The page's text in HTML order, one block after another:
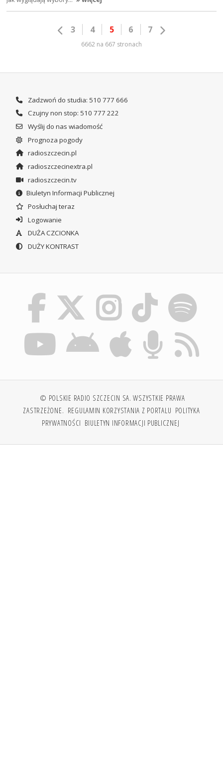
3 4 5 6 7
6662 na 667 stronach
Zadzwoń do studia: 510 777 666
Czujny non stop: 510 777 222
Wyślij do nas wiadomość
Prognoza pogody
radioszczecin.pl
radioszczecinextra.pl
radioszczecin.tv
Biuletyn Informacji Publicznej
Posłuchaj teraz
Logowanie
DUŻA CZCIONKA
DUŻY KONTRAST
© POLSKIE RADIO SZCZECIN SA. WSZYSTKIE PRAWA
ZASTRZEŻONE. REGULAMIN KORZYSTANIA Z PORTALU POLITYKA
PRYWATNOŚCI BIULETYN INFORMACJI PUBLICZNEJ